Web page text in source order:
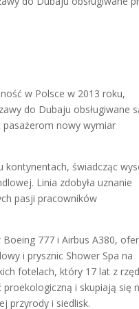
w Polsce w 2013 roku,
do Dubaju obsługiwane
nowy wymiar
kontynentach, świadcząc
Linia zdobyła uznanie
pasji pracowników
777 i Airbus A380,
i prysznic Shower Spa na
fotelach, który 17 lat z
proekologiczną i skupiają się
przyrody i siedlisk.